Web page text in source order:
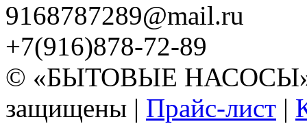
9168787289@mail.ru
+7(916)878-72-89
© «БЫТОВЫЕ НАСОСЫ»
защищены | Прайс-лист |